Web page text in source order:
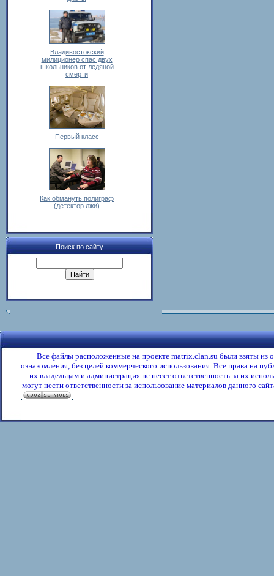
Владивостокский
милиционер спас двух
школьников от ледяной
смерти
Первый класс
Как обмануть полиграф
(детектор лжи)
Поиск по сайту
Все файлы расположенные на проекте matrix.clan.su были взяты из
ознакомления, без целей коммерческого использования. Все права на
их владельцам и администрация не несет ответственность за их
могут нести ответственности за использование материалов данного